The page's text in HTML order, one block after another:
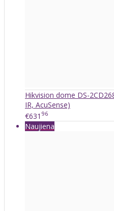
Hikvision dome DS-
IR, AcuSense)
€631 96
Naujiena